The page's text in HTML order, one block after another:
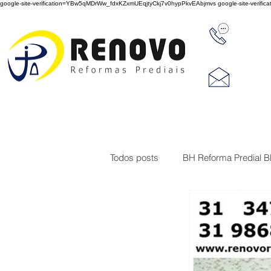
google-site-verification=YBw5qMDrWw_fdxKZxmUEqjtyCkj7v0hypPkvEAbjmvs google-site-
Todos posts BH Reforma Predial
Limpeza de Fachada de Prédio
Serviço de